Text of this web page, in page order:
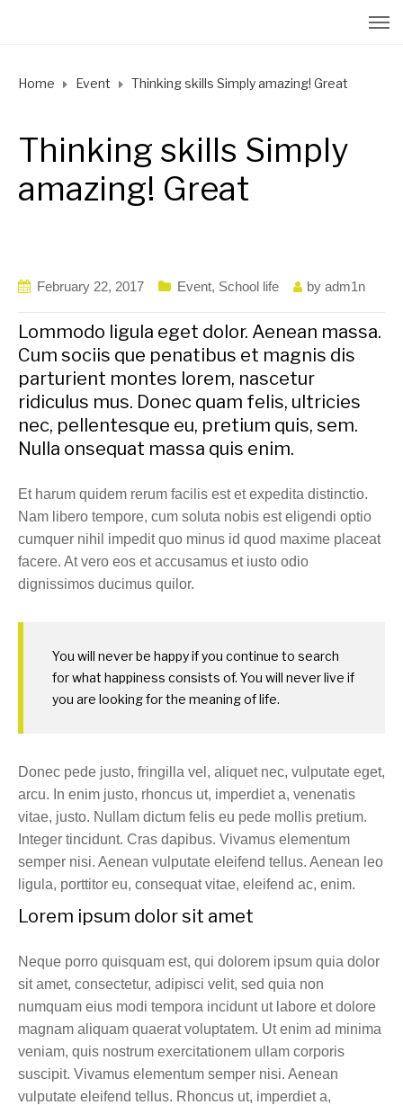
Home Event Thinking skills Simply amazing! Great
Thinking skills Simply
amazing! Great
February 22, 2017 Event, School life by adm1n
Lommodo ligula eget dolor. Aenean massa.
Cum sociis que penatibus et magnis dis
parturient montes lorem, nascetur
ridiculus mus. Donec quam felis, ultricies
nec, pellentesque eu, pretium quis, sem.
Nulla onsequat massa quis enim.
Et harum quidem rerum facilis est et expedita distinctio.
Nam libero tempore, cum soluta nobis est eligendi optio
cumquer nihil impedit quo minus id quod maxime placeat
facere. At vero eos et accusamus et iusto odio
dignissimos ducimus quilor.
You will never be happy if you continue to search
for what happiness consists of. You will never live if
you are looking for the meaning of life.
Donec pede justo, fringilla vel, aliquet nec, vulputate eget,
arcu. In enim justo, rhoncus ut, imperdiet a, venenatis
vitae, justo. Nullam dictum felis eu pede mollis pretium.
Integer tincidunt. Cras dapibus. Vivamus elementum
semper nisi. Aenean vulputate eleifend tellus. Aenean leo
ligula, porttitor eu, consequat vitae, eleifend ac, enim.
Lorem ipsum dolor sit amet
Neque porro quisquam est, qui dolorem ipsum quia dolor
sit amet, consectetur, adipisci velit, sed quia non
numquam eius modi tempora incidunt ut labore et dolore
magnam aliquam quaerat voluptatem. Ut enim ad minima
veniam, quis nostrum exercitationem ullam corporis
suscipit. Vivamus elementum semper nisi. Aenean
vulputate eleifend tellus. Rhoncus ut, imperdiet a,